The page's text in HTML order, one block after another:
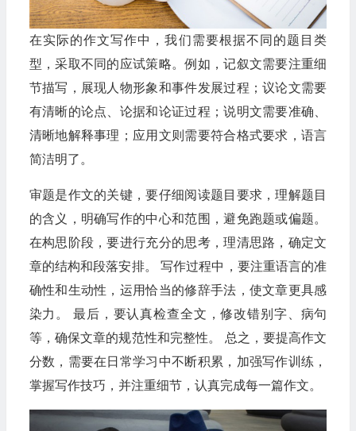
在实际的作文写作中，我们需要根据不同的题目类
型，采取不同的应试策略。例如，记叙文需要注重细
节描写，展现人物形象和事件发展过程；议论文需要
有清晰的论点、论据和论证过程；说明文需要准确、
清晰地解释事理；应用文则需要符合格式要求，语言
简洁明了。
审题是作文的关键，要仔细阅读题目要求，理解题目
的含义，明确写作的中心和范围，避免跑题或偏题。
在构思阶段，要进行充分的思考，理清思路，确定文
章的结构和段落安排。 写作过程中，要注重语言的准
确性和生动性，运用恰当的修辞手法，使文章更具感
染力。 最后，要认真检查全文，修改错别字、病句
等，确保文章的规范性和完整性。 总之，要提高作文
分数，需要在日常学习中不断积累，加强写作训练，
掌握写作技巧，并注重细节，认真完成每一篇作文。